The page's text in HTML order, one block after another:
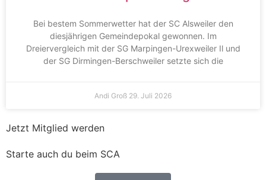
Bei bestem Sommerwetter hat der SC Alsweiler den
diesjährigen Gemeindepokal gewonnen. Im
Dreiervergleich mit der SG Marpingen-Urexweiler Il und
der SG Dirmingen-Berschweiler setzte sich die
Andi Groß 29. Juli 2026
Jetzt Mitglied werden
Starte auch du beim SCA